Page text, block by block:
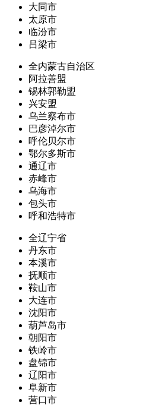
大同市
太原市
临汾市
吕梁市
全内蒙古自治区
阿拉善盟
锡林郭勒盟
兴安盟
乌兰察布市
巴彦淖尔市
呼伦贝尔市
鄂尔多斯市
通辽市
赤峰市
乌海市
包头市
呼和浩特市
全辽宁省
丹东市
本溪市
抚顺市
鞍山市
大连市
沈阳市
葫芦岛市
朝阳市
铁岭市
盘锦市
辽阳市
阜新市
营口市